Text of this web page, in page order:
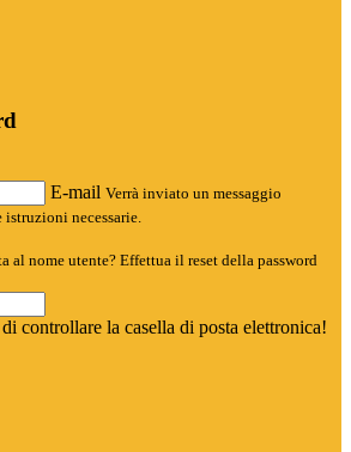
E-mail Verrà inviato un messaggio
necessarie.
al nome utente? Effettua il reset della password
controllare la casella di posta elettronica!